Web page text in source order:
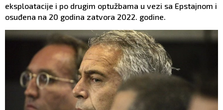
eksploatacije i po drugim optužbama u vezi sa Epstajnom i
osuđena na 20 godina zatvora 2022. godine.